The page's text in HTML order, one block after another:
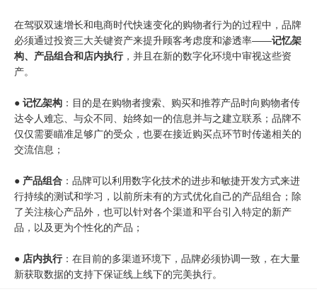
在驾驭双速增长和电商时代快速变化的购物者行为的过程中，品牌
必须通过投资三大关键资产来提升顾客考虑度和渗透率——记忆架
构、产品组合和店内执行，并且在新的数字化环境中审视这些资
产。
● 记忆架构 ：目的是在购物者搜索、购买和推荐产品时向购物者传
达令人难忘、与众不同、始终如一的信息并与之建立联系；品牌不
仅仅需要瞄准足够广的受众，也要在接近购买点环节时传递相关的
交流信息；
● 产品组合 ：品牌可以利用数字化技术的进步和敏捷开发方式来进
行持续的测试和学习，以前所未有的方式优化自己的产品组合；除
了关注核心产品外，也可以针对各个渠道和平台引入特定的新产
品，以及更为个性化的产品；
● 店内执行：在目前的多渠道环境下，品牌必须协调一致，在大量
新获取数据的支持下保证线上线下的完美执行。